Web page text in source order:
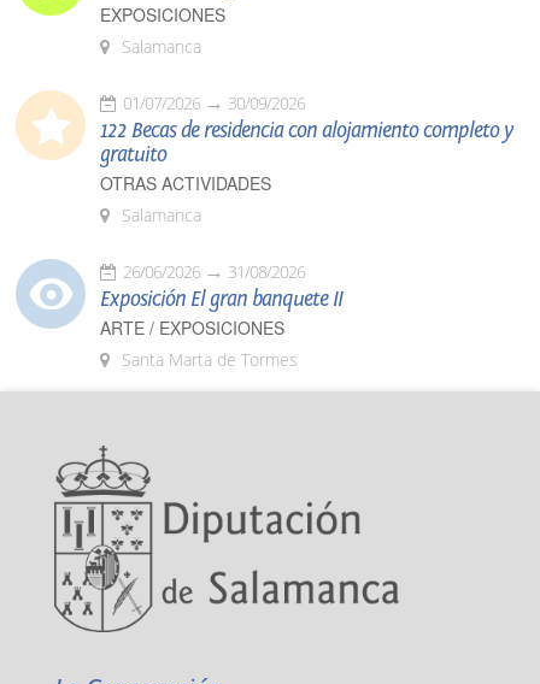
EXPOSICIONES
Salamanca
01/07/2026 30/09/2026
122 Becas de residencia con alojamiento completo y
gratuito
OTRAS ACTIVIDADES
Salamanca
26/06/2026 31/08/2026
Exposición El gran banquete II
ARTE / EXPOSICIONES
Santa Marta de Tormes